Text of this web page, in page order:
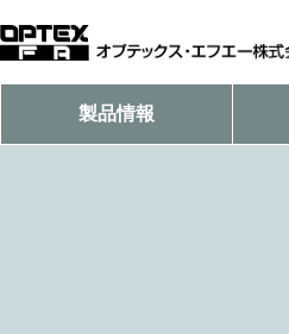
製品情報